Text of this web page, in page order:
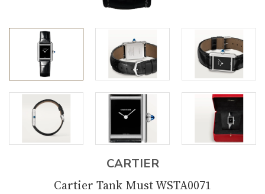
CARTIER
Cartier Tank Must WSTA0071